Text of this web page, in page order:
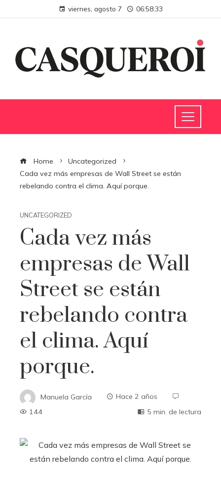
viernes, agosto 7 06:58:33
Home
Uncategorized
Cada vez más empresas de Wall Street se están
rebelando contra el clima. Aquí porque.
UNCATEGORIZED
Cada vez más
empresas de Wall
Street se están
rebelando contra
el clima. Aquí
porque.
Manuela García
Hace 2 años
144
5 min. de lectura